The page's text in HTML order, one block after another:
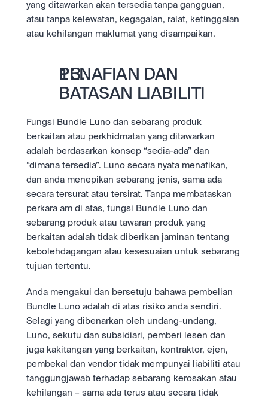
yang ditawarkan akan tersedia tanpa gangguan,
atau tanpa kelewatan, kegagalan, ralat, ketinggalan
atau kehilangan maklumat yang disampaikan.
PENAFIAN DAN
BATASAN LIABILITI
Fungsi Bundle Luno dan sebarang produk
berkaitan atau perkhidmatan yang ditawarkan
adalah berdasarkan konsep “sedia-ada” dan
“dimana tersedia”. Luno secara nyata menafikan,
dan anda menepikan sebarang jenis, sama ada
secara tersurat atau tersirat. Tanpa membataskan
perkara am di atas, fungsi Bundle Luno dan
sebarang produk atau tawaran produk yang
berkaitan adalah tidak diberikan jaminan tentang
kebolehdagangan atau kesesuaian untuk sebarang
tujuan tertentu.
Anda mengakui dan bersetuju bahawa pembelian
Bundle Luno adalah di atas risiko anda sendiri.
Selagi yang dibenarkan oleh undang-undang,
Luno, sekutu dan subsidiari, pemberi lesen dan
juga kakitangan yang berkaitan, kontraktor, ejen,
pembekal dan vendor tidak mempunyai liabiliti atau
tanggungjawab terhadap sebarang kerosakan atau
kehilangan – sama ada terus atau secara tidak